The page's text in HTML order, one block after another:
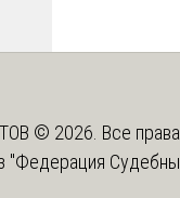
© 2026. Все
"Федерация